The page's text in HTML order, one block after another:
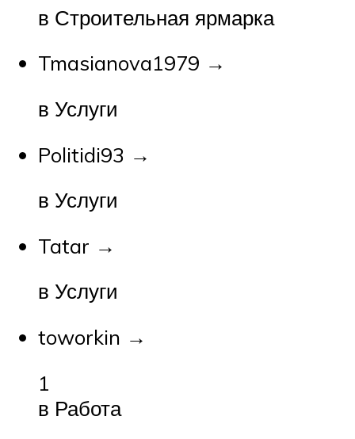
в Строительная ярмарка
Tmasianova1979 →
в Услуги
Politidi93 →
в Услуги
Tatar →
в Услуги
toworkin →
1
в Работа